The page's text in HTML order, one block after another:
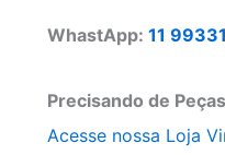
WhastApp: 11
Precisando de
Acesse nossa Loja